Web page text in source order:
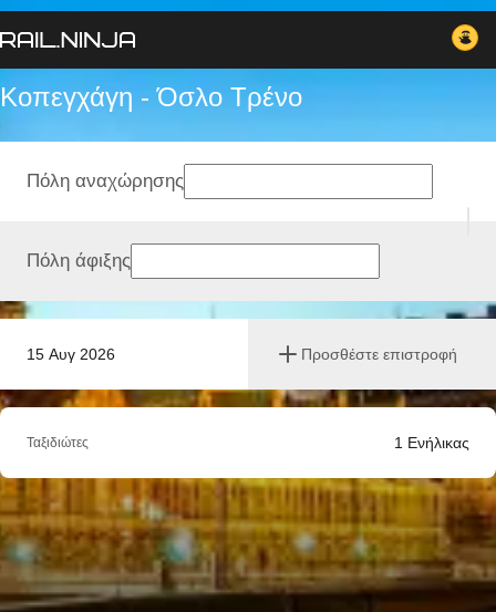
Κοπεγχάγη - Όσλο Tρένο
15 Αυγ 2026 Προσθέστε επιστροφή
Πόλη αναχώρησης
Πόλη άφιξης
Ταξιδιώτες 1 Ενήλικας